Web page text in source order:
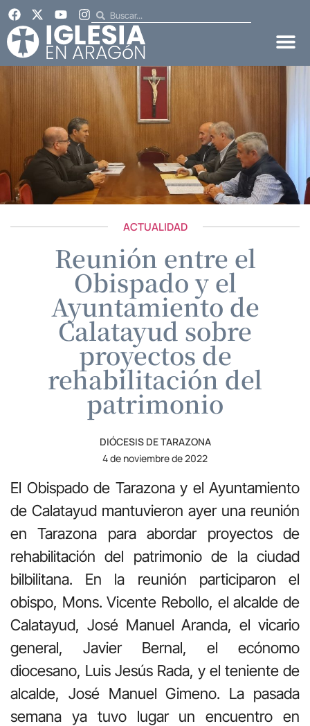
ACTUALIDAD
Reunión entre el
Obispado y el
Ayuntamiento de
Calatayud sobre
proyectos de
rehabilitación del
patrimonio
DIÓCESIS DE TARAZONA
4 de noviembre de 2022
El Obispado de Tarazona y el Ayuntamiento
de Calatayud mantuvieron ayer una reunión
en Tarazona para abordar proyectos de
rehabilitación del patrimonio de la ciudad
bilbilitana. En la reunión participaron el
obispo, Mons. Vicente Rebollo, el alcalde de
Calatayud, José Manuel Aranda, el vicario
general, Javier Bernal, el ecónomo
diocesano, Luis Jesús Rada, y el teniente de
alcalde, José Manuel Gimeno. La pasada
semana ya tuvo lugar un encuentro en